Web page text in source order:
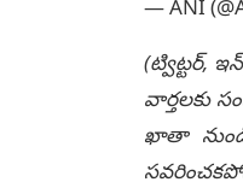
— ANI
(ట్విట్టర్,
వార్తలకు
ఖాతా